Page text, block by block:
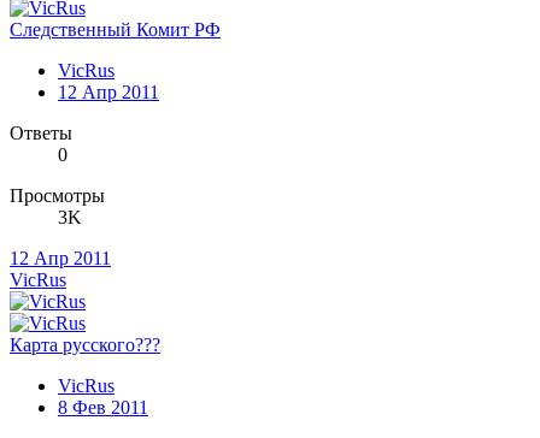
Следственный Комит РФ
VicRus
12 Апр 2011
Ответы
0
Просмотры
3K
12 Апр 2011
VicRus
Карта русского???
VicRus
8 Фев 2011